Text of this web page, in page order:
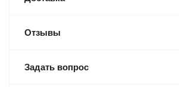
Отзывы
Задать вопрос